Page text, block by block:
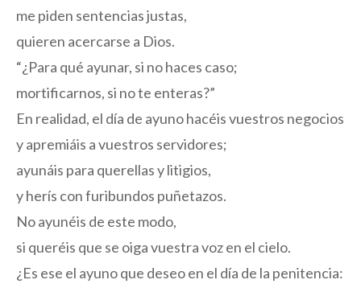
me piden sentencias justas,
quieren acercarse a Dios.
“¿Para qué ayunar, si no haces caso;
mortificarnos, si no te enteras?”
En realidad, el día de ayuno hacéis vuestros negocios
y apremiáis a vuestros servidores;
ayunáis para querellas y litigios,
y herís con furibundos puñetazos.
No ayunéis de este modo,
si queréis que se oiga vuestra voz en el cielo.
¿Es ese el ayuno que deseo en el día de la penitencia: